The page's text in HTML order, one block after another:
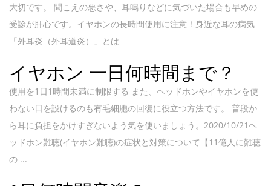
大切です。 聞こえの悪さや、耳鳴りなどに気づいた場合も早めの
受診が肝心です。イヤホンの長時間使用に注意！身近な耳の病気
「外耳炎（外耳道炎）」とは
イヤホン 一日何時間まで？
使用を1日1時間未満に制限する また、ヘッドホンやイヤホンを使
わない日を設けるのも有毛細胞の回復に役立つ方法です。 普段か
ら耳に負担をかけすぎないよう気を使いましょう。2020/10/21ヘ
ッドホン難聴(イヤホン難聴)の症状と対策について【11億人に難聴
の ...